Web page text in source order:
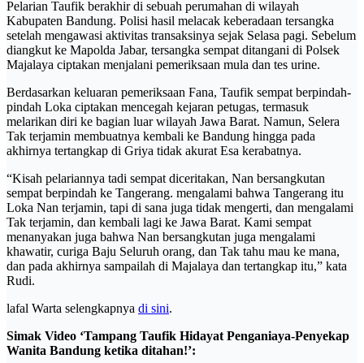
Pelarian Taufik berakhir di sebuah perumahan di wilayah
Kabupaten Bandung. Polisi hasil melacak keberadaan tersangka
setelah mengawasi aktivitas transaksinya sejak Selasa pagi. Sebelum
diangkut ke Mapolda Jabar, tersangka sempat ditangani di Polsek
Majalaya ciptakan menjalani pemeriksaan mula dan tes urine.
Berdasarkan keluaran pemeriksaan Fana, Taufik sempat berpindah-
pindah Loka ciptakan mencegah kejaran petugas, termasuk
melarikan diri ke bagian luar wilayah Jawa Barat. Namun, Selera
Tak terjamin membuatnya kembali ke Bandung hingga pada
akhirnya tertangkap di Griya tidak akurat Esa kerabatnya.
“Kisah pelariannya tadi sempat diceritakan, Nan bersangkutan
sempat berpindah ke Tangerang. mengalami bahwa Tangerang itu
Loka Nan terjamin, tapi di sana juga tidak mengerti, dan mengalami
Tak terjamin, dan kembali lagi ke Jawa Barat. Kami sempat
menanyakan juga bahwa Nan bersangkutan juga mengalami
khawatir, curiga Baju Seluruh orang, dan Tak tahu mau ke mana,
dan pada akhirnya sampailah di Majalaya dan tertangkap itu,” kata
Rudi.
lafal Warta selengkapnya di sini.
Simak Video ‘Tampang Taufik Hidayat Penganiaya-Penyekap
Wanita Bandung ketika ditahan!’: